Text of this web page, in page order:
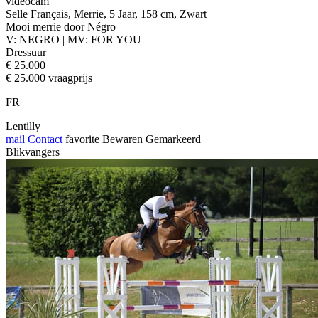
Selle Français, Merrie, 5 Jaar, 158 cm, Zwart
Mooi merrie door Négro
V: NEGRO | MV: FOR YOU
Dressuur
€ 25.000
€ 25.000 vraagprijs
FR
Lentilly
mail Contact favorite Bewaren Gemarkeerd
Blikvangers